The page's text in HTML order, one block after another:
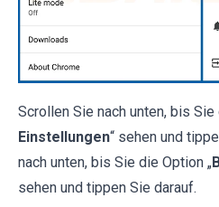
Scrollen Sie nach unten, bis Sie
Einstellungen“ sehen und
nach unten, bis Sie die Option „
sehen und tippen Sie darauf.